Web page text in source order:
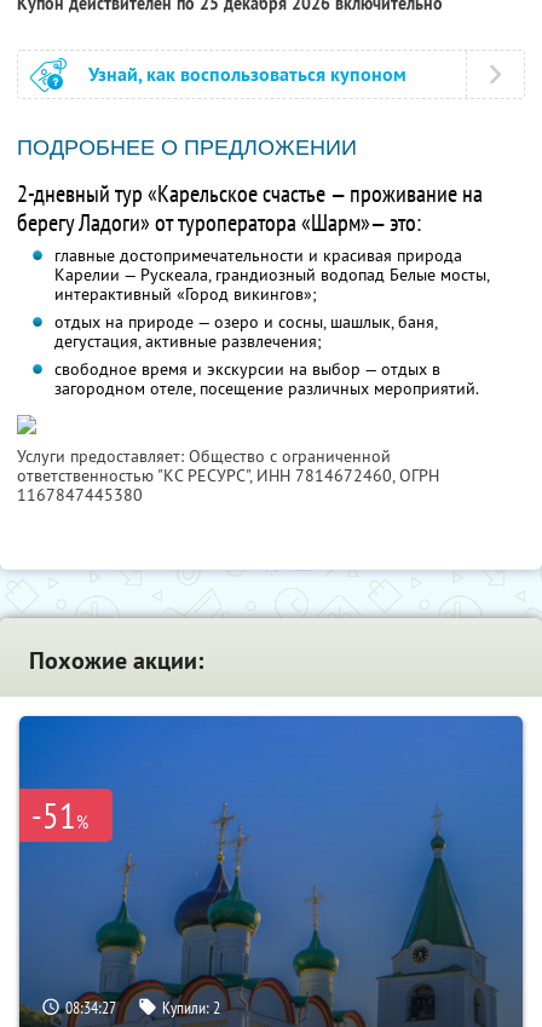
Узнай, как воспользоваться купоном
ПОДРОБНЕЕ О ПРЕДЛОЖЕНИИ
2-дневный тур «Карельское счастье — проживание на
берегу Ладоги» от туроператора «Шарм»— это:
главные достопримечательности и красивая природа
Карелии — Рускеала, грандиозный водопад Белые мосты,
интерактивный «Город викингов»;
отдых на природе — озеро и сосны, шашлык, баня,
дегустация, активные развлечения;
свободное время и экскурсии на выбор — отдых в
загородном отеле, посещение различных мероприятий.
Услуги предоставляет: Общество с ограниченной
ответственностью "КС РЕСУРС", ИНН 7814672460, ОГРН
1167847445380
Похожие акции:
-51%
08:34:26 Купили:2